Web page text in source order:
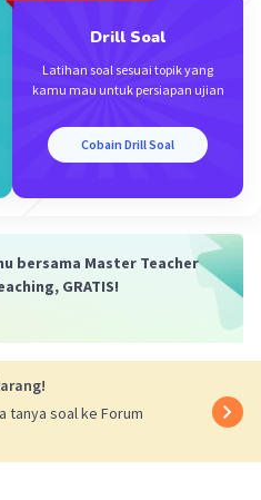
barisan:
tersebut adalah 2, 6, 18,
Drill Soal
Latihan soal sesuai topik yang
kamu mau untuk persiapan ujian
Cobain Drill Soal
bersama Master Teacher
GRATIS!
tanya soal ke Forum